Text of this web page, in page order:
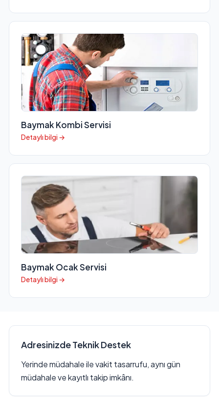
Baymak Kombi Servisi
Detaylı bilgi →
Baymak Ocak Servisi
Detaylı bilgi →
Adresinizde Teknik Destek
Yerinde müdahale ile vakit tasarrufu, aynı gün
müdahale ve kayıtlı takip imkânı.